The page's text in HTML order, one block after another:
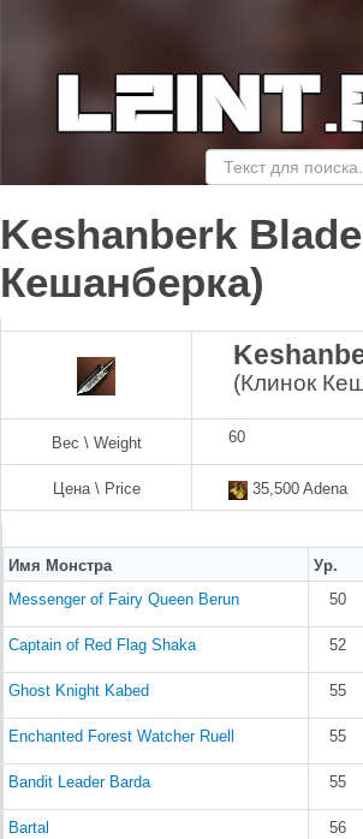
Keshanberk
Кешанберка)
(Клинок
Вес \ Weight 60
Цена \ Price 35,500 Adena
Имя Монстра Ур.
Messenger of Fairy Queen Berun
50
Captain of Red Flag Shaka 52
Ghost Knight Kabed 55
Enchanted Forest Watcher Ruell 55
Bandit Leader Barda 55
Bartal 56